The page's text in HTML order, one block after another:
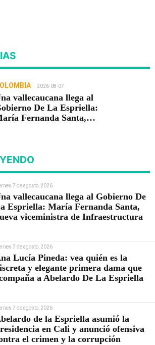
2026-08-07
vallecaucana llega al
De La Espriella:
Fernanda Santa,
7 de agosto, 2026
vallecaucana llega al Gobierno De
Espriella: María Fernanda Santa,
viceministra de Infraestructura
7 de agosto, 2026
Lucía Pineda: vea quién es la
y elegante primera dama que
a Abelardo De La Espriella
7 de agosto, 2026
de la Espriella asumió la
en Cali y anunció ofensiva
el crimen y la corrupción